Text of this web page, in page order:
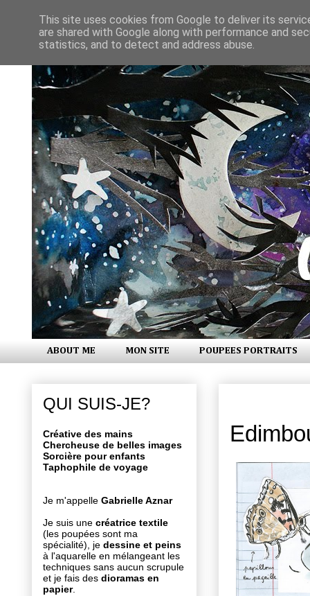
ABOUT ME MON SITE POUPEES PORTRAITS
QUI SUIS-JE?
Créative des mains
Chercheuse de belles images
Sorcière pour enfants
Taphophile de voyage
Je m'appelle Gabrielle Aznar
Je suis une créatrice textile
(les poupées sont ma
spécialité), je dessine et peins
à l'aquarelle en mélangeant les
techniques sans aucun scrupule
et je fais des dioramas en
papier.
This site uses cookies from Google to deliver its
are shared with Google along with performance and
statistics, and to detect and address abuse.